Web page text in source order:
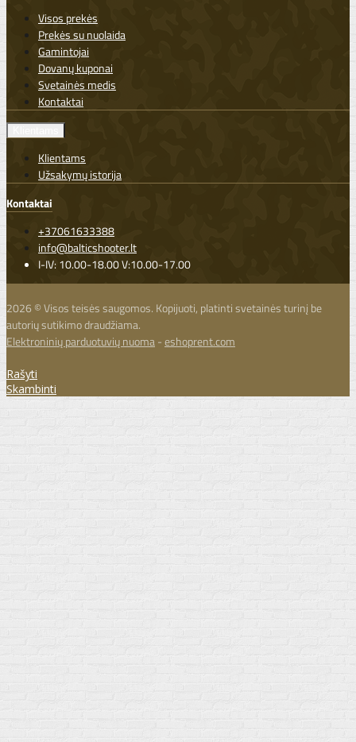
Visos prekės
Prekės su nuolaida
Gamintojai
Dovanų kuponai
Svetainės medis
Kontaktai
Klientams
Užsakymų istorija
Kontaktai
+37061633388
info@balticshooter.lt
I-IV: 10.00-18.00 V:10.00-17.00
2026 © Visos teisės saugomos. Kopijuoti, platinti svetainės turinį be
autorių sutikimo draudžiama.
Elektroninių parduotuvių nuoma-eshoprent.com
Rašyti
Skambinti